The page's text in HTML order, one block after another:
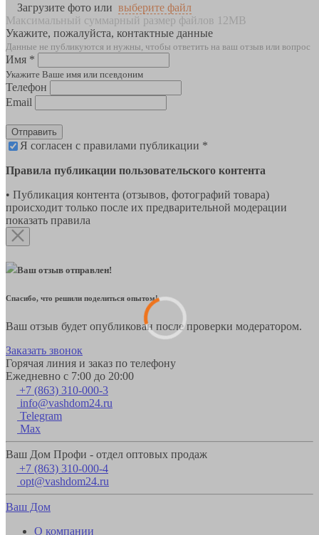
Загрузите фото или выберите файл
Максимальный суммарный размер файлов 12MB
Укажите, пожалуйста, контактные данные
Данные не публикуются и нужны, чтобы ответить на ваш отзыв или вопрос
Имя *
Укажите Ваше имя или псевдоним
Телефон
Email
Отправить
Я согласен с правилами публикации *
Правила публикации пользовательского контента
• Публикация контента (отзывов, фотографий товара)
происходит только после их предварительной модерации
показать правила
Ваш отзыв отправлен!
Спасибо, что решили поделиться опытом!
Ваш отзыв будет опубликован после проверки модератором.
Заказать звонок
Горячая линия и заказ по телефону
Ежедневно с 7:00 до 20:00
+7 (863) 310-000-3
info@vashdom24.ru
Telegram
Max
Ваш Дом Профи - отдел оптовых продаж
+7 (863) 310-000-4
opt@vashdom24.ru
Ваш Дом
О компании